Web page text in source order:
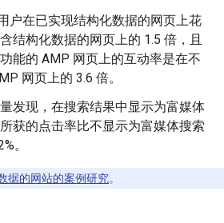
户在已实现结构化数据的网页上花
结构化数据的网页上的 1.5 倍，且
能的 AMP 网页上的互动率是在不
网页上的 3.6 倍。
发现，在搜索结果中显示为富媒体
获的点击率比不显示为富媒体搜索
。
据的网站的案例研究。